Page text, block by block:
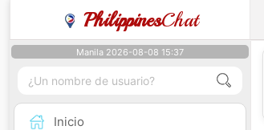
PhilippinesChat
Manila 2026-08-08 15:37
Inicio